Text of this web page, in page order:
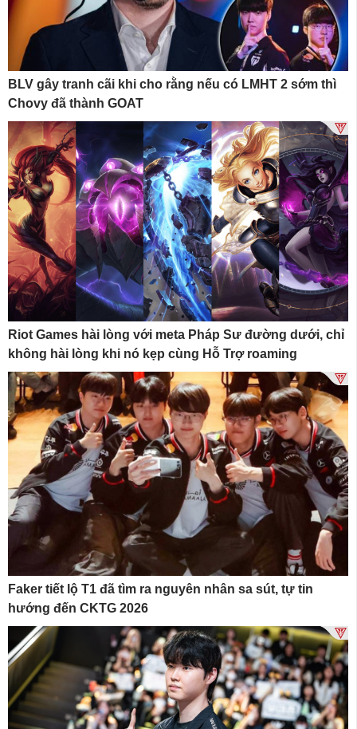
BLV gây tranh cãi khi cho rằng nếu có LMHT 2 sớm thì
Chovy đã thành GOAT
Riot Games hài lòng với meta Pháp Sư đường dưới, chỉ
không hài lòng khi nó kẹp cùng Hỗ Trợ roaming
Faker tiết lộ T1 đã tìm ra nguyên nhân sa sút, tự tin
hướng đến CKTG 2026